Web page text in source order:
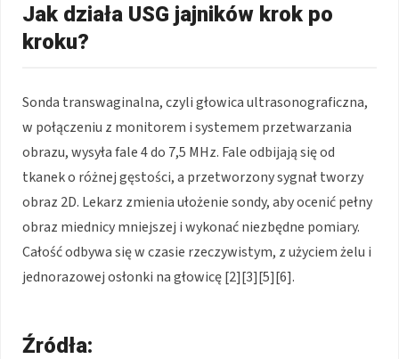
Jak działa USG jajników krok po
kroku?
Sonda transwaginalna, czyli głowica ultrasonograficzna,
w połączeniu z monitorem i systemem przetwarzania
obrazu, wysyła fale 4 do 7,5 MHz. Fale odbijają się od
tkanek o różnej gęstości, a przetworzony sygnał tworzy
obraz 2D. Lekarz zmienia ułożenie sondy, aby ocenić pełny
obraz miednicy mniejszej i wykonać niezbędne pomiary.
Całość odbywa się w czasie rzeczywistym, z użyciem żelu i
jednorazowej osłonki na głowicę [2][3][5][6].
Źródła: